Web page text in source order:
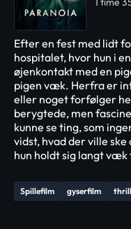
Spillefilm gyserfilm
Efter en fest med lidt
hospitalet, hvor hun i
øjenkontakt med en
pigen væk. Herfra er
eller noget forfølger
berygtede, men
kunne se ting, som
vidst, hvad der ville
hun holdt sig langt væk